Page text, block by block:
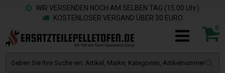
WIR VERSENDEN NOCH AM SELBEN TAG (15.00 Uhr)
KOSTENLOSER VERSAND ÜBER 30 EURO
0